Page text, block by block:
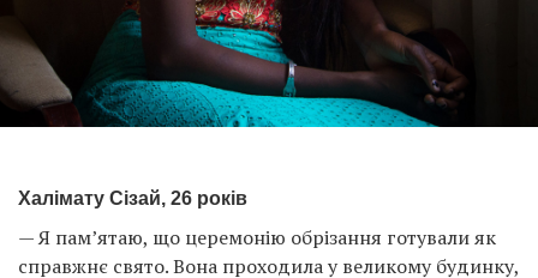
Халімату Сізай, 26 років
— Я пам’ятаю, що церемонію обрізання готували як
справжнє свято. Вона проходила у великому будинку,